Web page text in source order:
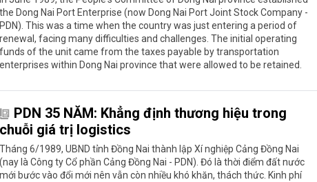
the Dong Nai Port Enterprise (now Dong Nai Port Joint Stock Company -
PDN). This was a time when the country was just entering a period of
renewal, facing many difficulties and challenges. The initial operating
funds of the unit came from the taxes payable by transportation
enterprises within Dong Nai province that were allowed to be retained.
PDN 35 NĂM: Khẳng định thương hiệu trong
chuỗi giá trị logistics
Tháng 6/1989, UBND tỉnh Đồng Nai thành lập Xí nghiệp Cảng Đồng Nai
(nay là Công ty Cổ phần Cảng Đồng Nai - PDN). Đó là thời điểm đất nước
mới bước vào đổi mới nên vẫn còn nhiều khó khăn, thách thức. Kinh phí